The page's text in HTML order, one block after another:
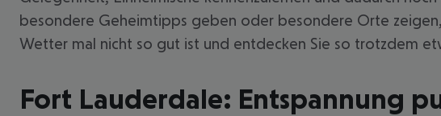
besondere Geheimtipps geben oder besondere Orte
Wetter mal nicht so gut ist und entdecken Sie so trotzdem
Fort Lauderdale: Entspannung